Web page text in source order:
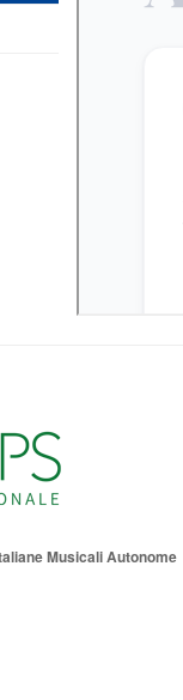
Musicali Autonome